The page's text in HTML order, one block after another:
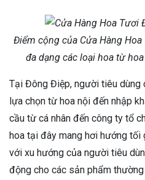
Điểm cộng của Cửa Hàng
đa dạng các loại hoa từ
Tại Đông Điệp, người tiêu dùng
lựa chọn từ hoa nội đến nhập
cầu từ cá nhân đến công ty tổ
hoa tại đây mang hơi hướng tối
với xu hướng của người tiêu
động cho các sản phẩm